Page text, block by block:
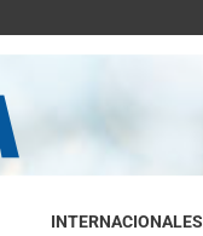
INTERNACIONALES